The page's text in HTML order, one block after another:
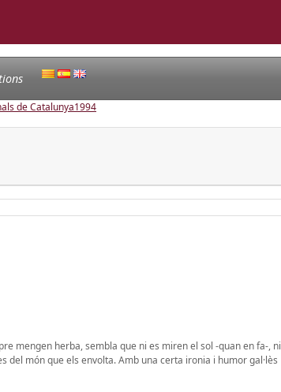
de Catalunya1994
mengen herba, sembla que ni es miren el sol -quan en fa-, ni
del món que els envolta. Amb una certa ironia i humor gal·lès